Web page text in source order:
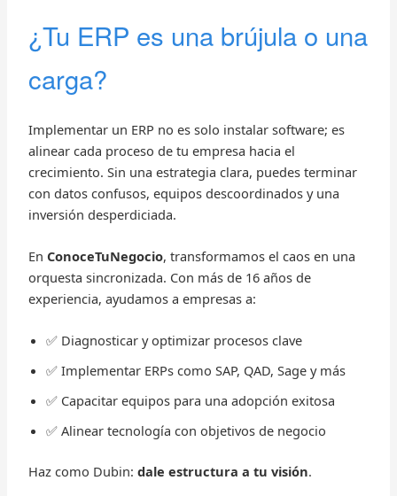
¿Tu ERP es una brújula o una
carga?
Implementar un ERP no es solo instalar software; es
alinear cada proceso de tu empresa hacia el
crecimiento. Sin una estrategia clara, puedes terminar
con datos confusos, equipos descoordinados y una
inversión desperdiciada.
En ConoceTuNegocio, transformamos el caos en una
orquesta sincronizada. Con más de 16 años de
experiencia, ayudamos a empresas a:
✅ Diagnosticar y optimizar procesos clave
✅ Implementar ERPs como SAP, QAD, Sage y más
✅ Capacitar equipos para una adopción exitosa
✅ Alinear tecnología con objetivos de negocio
Haz como Dubin: dale estructura a tu visión.